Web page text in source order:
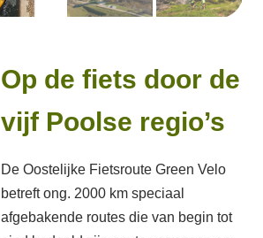
Op de fiets door de
vijf Poolse regio’s
De Oostelijke Fietsroute Green Velo
betreft ong. 2000 km speciaal
afgebakende routes die van begin tot